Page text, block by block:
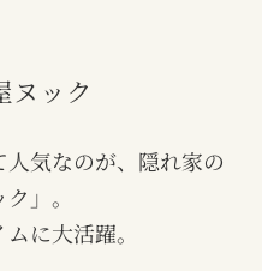
ヌック
気なのが、隠れ家の
」。
に大活躍。